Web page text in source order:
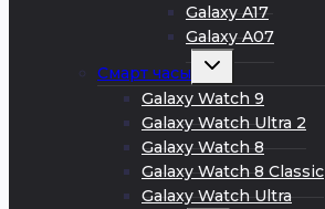
Galaxy A17
Galaxy A07
Смарт часы
Развернуть
меню
Galaxy Watch 9
Galaxy Watch Ultra 2
Galaxy Watch 8
Galaxy Watch 8 Classic
Galaxy Watch Ultra